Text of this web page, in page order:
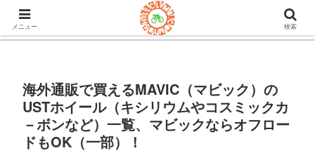
105ヒルクライム.comはロードバイク&グラベルのブログ。機材や
チューブレスタイヤのインプレや房総半島ライドの情報など。
海外通販で買えるMAVIC（マビック）の
USTホイール（キシリウムやコスミックカ
－ボンなど）一覧、マビックならオフロー
ドもOK（一部）！
メニュー 検索